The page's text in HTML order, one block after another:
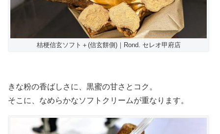
桔梗信玄ソフト＋(信玄餅側)｜Rond. セレオ甲府店
きな粉の香ばしさに、黒蜜の甘さとコク。
そこに、なめらかなソフトクリームが重なります。